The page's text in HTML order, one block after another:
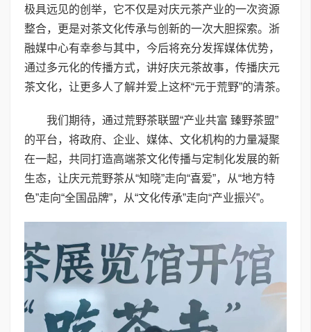
极具远见的创举，它不仅是对庆元茶产业的一次资源
整合，更是对茶文化传承与创新的一次大胆探索。浙
融媒中心有幸参与其中，今后将充分发挥媒体优势，
通过多元化的传播方式，讲好庆元茶故事，传播庆元
茶文化，让更多人了解并爱上这杯“元于荒野”的清茶。
我们期待，通过荒野茶联盟“产业共富 臻野茶盟”
的平台，将政府、企业、媒体、文化机构的力量凝聚
在一起，共同打造高端茶文化传播与定制化发展的新
生态，让庆元荒野茶从“知晓”走向“喜爱”，从“地方特
色”走向“全国品牌”，从“文化传承”走向“产业振兴”。